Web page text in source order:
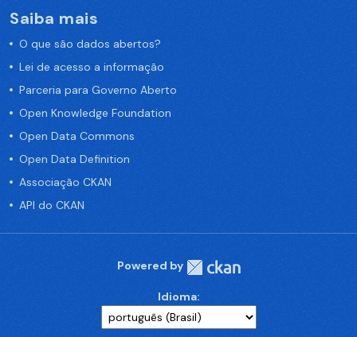
Saiba mais
O que são dados abertos?
Lei de acesso a informação
Parceria para Governo Aberto
Open Knowledge Foundation
Open Data Commons
Open Data Definition
Associação CKAN
API do CKAN
Powered by
Idioma